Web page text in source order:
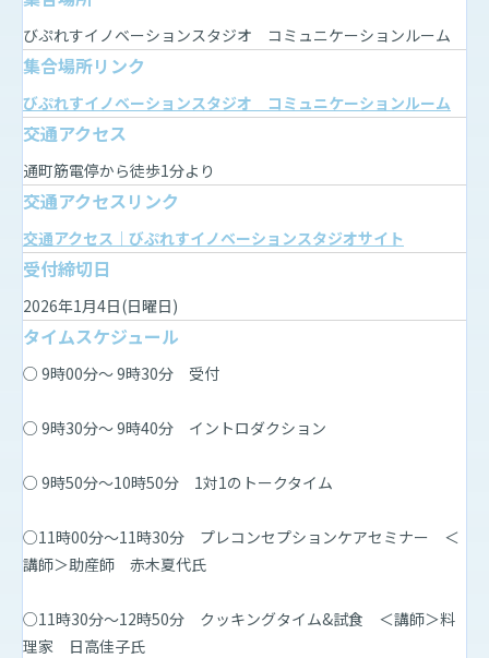
びぷれすイノベーションスタジオ コミュニケーションルーム
集合場所リンク
びぷれすイノベーションスタジオ コミュニケーションルーム
交通アクセス
通町筋電停から徒歩1分より
交通アクセスリンク
交通アクセス｜びぷれすイノベーションスタジオサイト
受付締切日
2026年1月4日(日曜日)
タイムスケジュール
○ 9時00分～ 9時30分 受付
○ 9時30分～ 9時40分 イントロダクション
○ 9時50分～10時50分 1対1のトークタイム
○11時00分～11時30分 プレコンセプションケアセミナー ＜
講師＞助産師 赤木夏代氏
○11時30分～12時50分 クッキングタイム&試食 ＜講師＞料
理家 日高佳子氏